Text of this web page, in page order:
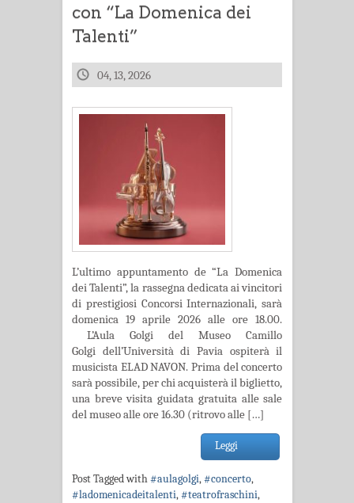
con “La Domenica dei
Talenti”
04, 13, 2026
L’ultimo appuntamento de “La Domenica
dei Talenti”, la rassegna dedicata ai vincitori
di prestigiosi Concorsi Internazionali, sarà
domenica 19 aprile 2026 alle ore 18.00.
L’Aula Golgi del Museo Camillo
Golgi dell’Università di Pavia ospiterà il
musicista ELAD NAVON. Prima del concerto
sarà possibile, per chi acquisterà il biglietto,
una breve visita guidata gratuita alle sale
del museo alle ore 16.30 (ritrovo alle […]
Leggi
Post Tagged with#aulagolgi,#concerto,
#ladomenicadeitalenti,#teatrofraschini,